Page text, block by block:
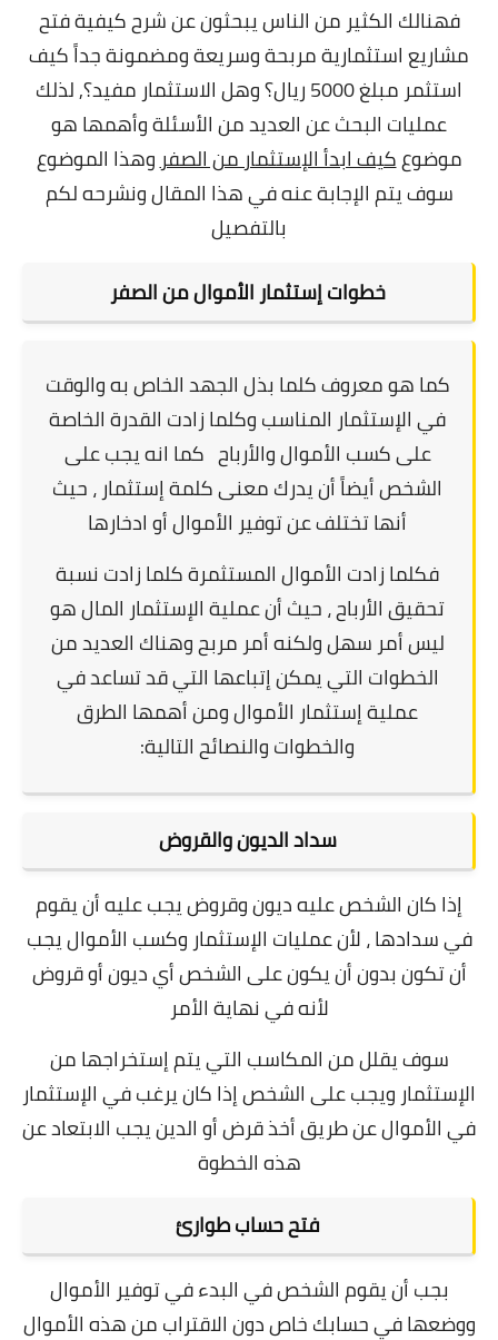
فهنالك الكثير من الناس يبحثون عن شرح كيفية فتح
مشاريع استثمارية مربحة وسريعة ومضمونة جداً كيف
استثمر مبلغ 5000 ريال؟ وهل الاستثمار مفيد؟,
لذلك
عمليات البحث عن العديد من الأسئلة وأهمها هو
موضوعكيف ابدأ الإستثمار من الصفروهذا الموضوع
سوف يتم الإجابة عنه في هذا المقال ونشرحه لكم
بالتفصيل
خطوات إستثمار الأموال من الصفر
كما هو معروف كلما بذل الجهد الخاص به والوقت
في الإستثمار المناسب وكلما زادت القدرة الخاصة
على كسب الأموال والأرباح كما انه يجب على
الشخص أيضاً أن يدرك معنى كلمة إستثمار ، حيث
أنها تختلف عن توفير الأموال أو ادخارها
فكلما زادت الأموال المستثمرة كلما زادت نسبة
تحقيق الأرباح ، حيث أن عملية الإستثمار المال هو
ليس أمر سهل ولكنه أمر مربح وهناك العديد من
الخطوات التي يمكن إتباعها التي قد تساعد في
عملية إستثمار الأموال ومن أهمها الطرق
والخطوات والنصائح التالية:
سداد الديون والقروض
إذا كان الشخص عليه ديون وقروض يجب عليه أن يقوم
في سدادها ، لأن عمليات الإستثمار وكسب الأموال يجب
أن تكون بدون أن يكون على الشخص أي ديون أو قروض
لأنه في نهاية الأمر
سوف يقلل من المكاسب التي يتم إستخراجها من
الإستثمار ويجب على الشخص إذا كان يرغب في الإستثمار
في الأموال عن طريق أخذ قرض أو الدين يجب الابتعاد عن
هذه الخطوة
فتح حساب طوارئ
بجب أن يقوم الشخص في البدء في توفير الأموال
ووضعها في حسابك خاص دون الاقتراب من هذه الأموال